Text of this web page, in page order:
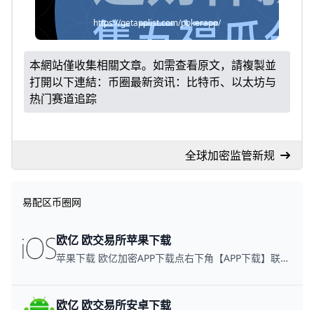
https://getapplist.com/pokerapp/
本網站僅收集相關文章。如需查看原文，請複製並
打開以下連結： 币圈最新资讯：比特币、以太坊与
热门赛道追踪
全球加密监管新规
易配区币圈网
欧亿 欧交易所苹果下载
苹果下载 欧亿加密APP下载点右下角【APP下载】联系客服 每日更新可用链接
欧亿 欧交易所安卓下载